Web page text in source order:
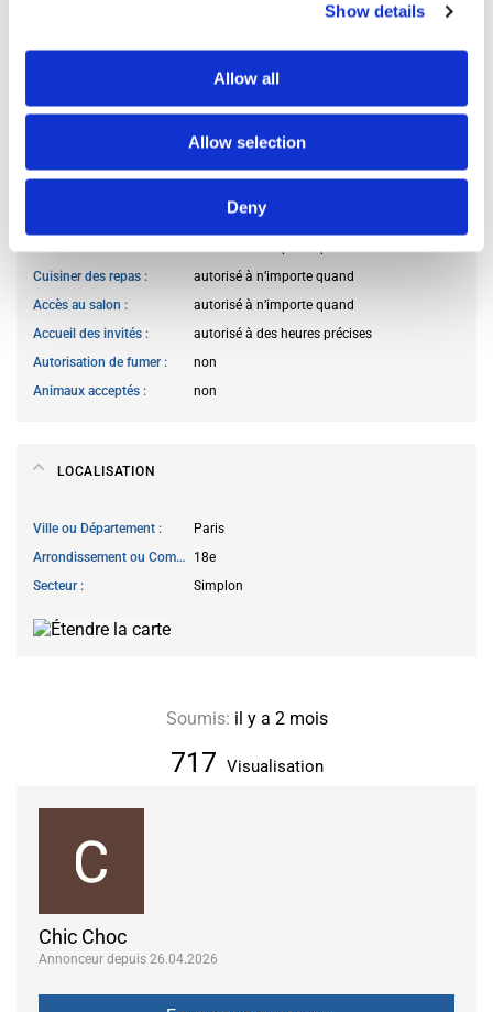
Show details
Allow all
Allow selection
Deny
Chic Choc
Annonceur depuis 26.04.2026
préfère ne pas préciser
Profil des occupants
préfère ne pas préciser
Cuisiner des repas
autorisé à n’importe quand
Accès au salon
autorisé à n’importe quand
Accueil des invités
autorisé à des heures précises
Autorisation de fumer
non
Animaux acceptés
non
LOCALISATION
Ville ou Département
Paris
Arrondissement ou Commune
18e
Secteur
Simplon
717 Visualisation
Soumis: il y a 2 mois